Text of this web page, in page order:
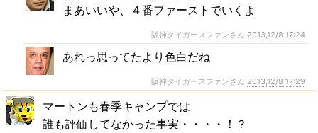
まあいいや、４番ファーストでいくよ
阪神タイガースファンさん 2013,12/8 17:24
あれっ思ってたより色白だね
阪神タイガースファンさん 2013,12/8 17:29
マートンも春季キャンプでは
誰も評価してなかった事実・・・・！？